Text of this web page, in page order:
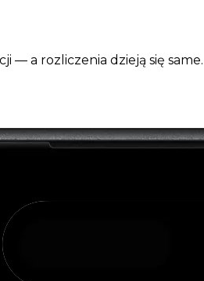
— a rozliczenia dzieją się same.